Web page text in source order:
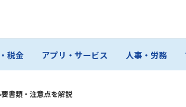
税金 アプリ・サービス 人事・労務
書類・注意点を解説